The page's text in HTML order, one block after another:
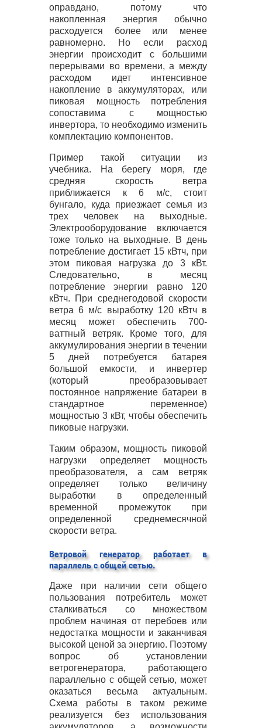
оправдано, потому что
накопленная энергия обычно
расходуется более или менее
равномерно. Но если расход
энергии происходит с большими
перерывами во времени, а между
расходом идет интенсивное
накопление в аккумуляторах, или
пиковая мощность потребления
сопоставима с мощностью
инвертора, то необходимо изменить
комплектацию компонентов.
Пример такой ситуации из
учебника. На берегу моря, где
средняя скорость ветра
приближается к 6 м/с, стоит
бунгало, куда приезжает семья из
трех человек на выходные.
Электрооборудование включается
тоже только на выходные. В день
потребление достигает 15 кВтч, при
этом пиковая нагрузка до 3 кВт.
Следовательно, в месяц
потребление энергии равно 120
кВтч. При среднегодовой скорости
ветра 6 м/с выработку 120 кВтч в
месяц может обеспечить 700-
ваттный ветряк. Кроме того, для
аккумулирования энергии в течении
5 дней потребуется батарея
большой емкости, и инвертер
(который преобразовывает
постоянное напряжение батареи в
стандартное переменное)
мощностью 3 кВт, чтобы обеспечить
пиковые нагрузки.
Таким образом, мощность пиковой
нагрузки определяет мощность
преобразователя, а сам ветряк
определяет только величину
выработки в определенный
временной промежуток при
определенной среднемесячной
скорости ветра.
Ветровой генератор работает в
параллель с общей сетью.
Даже при наличии сети общего
пользования потребитель может
сталкиваться со множеством
проблем начиная от перебоев или
недостатка мощности и заканчивая
высокой ценой за энергию. Поэтому
вопрос об установлении
ветрогенератора, работающего
параллельно с общей сетью, может
оказаться весьма актуальным.
Схема работы в таком режиме
реализуется без использования